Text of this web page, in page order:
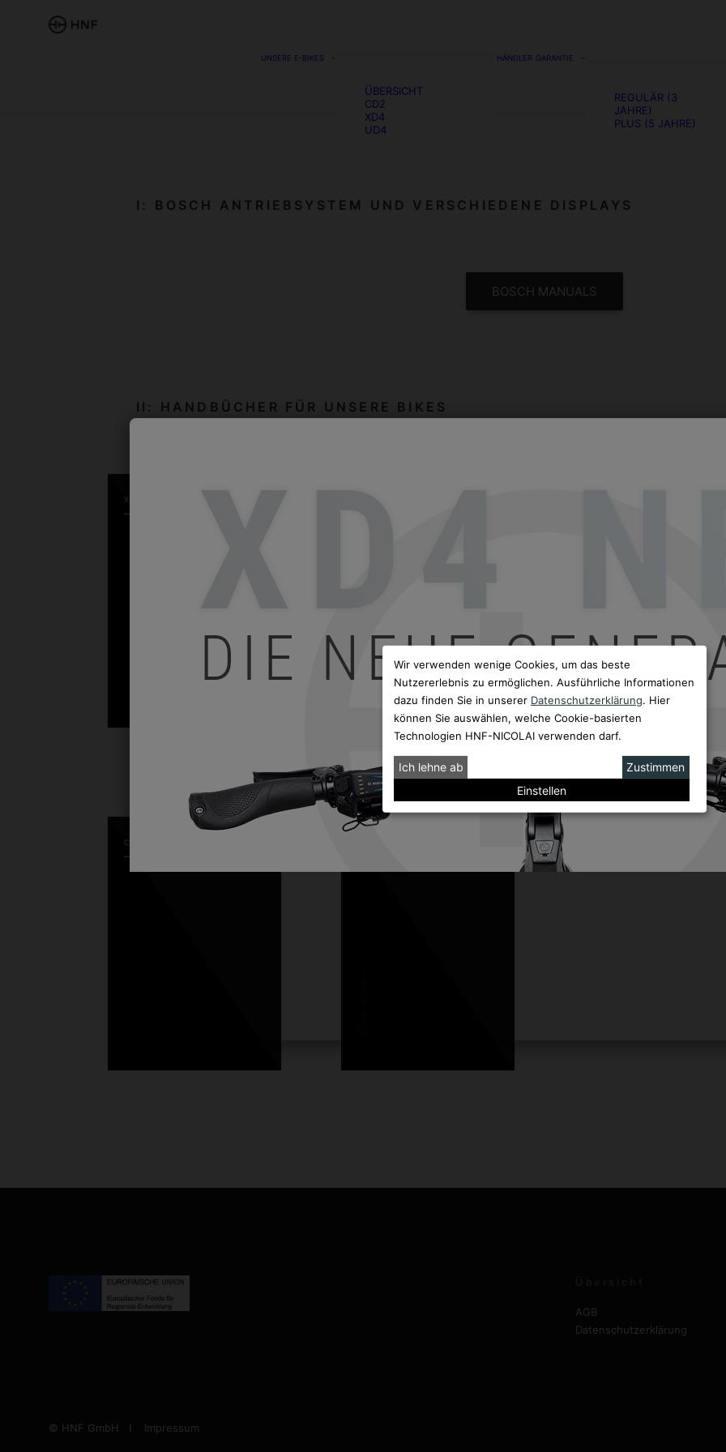
UNSERE E-BIKES
ÜBERSICHT
CD2
XD4
UD4
HÄNDLER GARANTIE
REGULÄR (3
JAHRE)
PLUS (5 JAHRE)
I: BOSCH ANTRIEBSYSTEM UND VERSCHIEDENE DISPLAYS
BOSCH MANUALS
II: HANDBÜCHER FÜR UNSERE BIKES
AGB
Datenschutzerklärung
© HNF GmbH Ι Impressum
Wir verwenden wenige Cookies, um das beste
Nutzererlebnis zu ermöglichen. Ausführliche Informationen
dazu finden Sie in unserer Datenschutzerklärung. Hier
können Sie auswählen, welche Cookie-basierten
Technologien HNF-NICOLAI verwenden darf.
Einstellen
Ich lehne ab Zustimmen